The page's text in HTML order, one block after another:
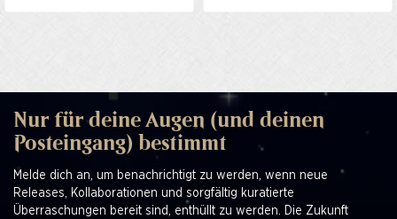
Nur für deine Augen (und deinen
Posteingang) bestimmt
Melde dich an, um benachrichtigt zu werden, wenn neue
Releases, Kollaborationen und sorgfältig kuratierte
Überraschungen bereit sind, enthüllt zu werden. Die Zukunft